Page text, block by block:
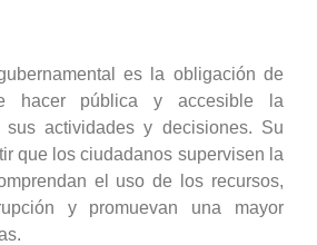
es la obligación de
hacer pública y accesible la
sus actividades y decisiones. Su
que los ciudadanos supervisen la
el uso de los recursos,
y promuevan una mayor